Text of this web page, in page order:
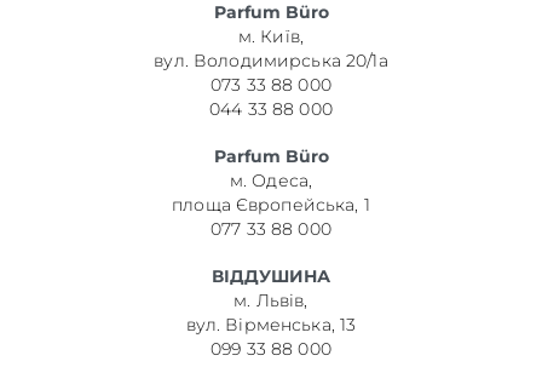
Parfum Büro
м. Київ,
вул. Володимирська 20/1а
073 33 88 000
044 33 88 000
Parfum Büro
м. Одеса,
площа Європейська, 1
077 33 88 000
ВІДДУШИНА
м. Львів,
вул. Вірменська, 13
099 33 88 000